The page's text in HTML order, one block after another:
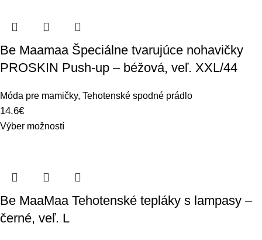
Be Maamaa Špeciálne tvarujúce nohavičky
PROSKIN Push-up – béžová, veľ. XXL/44
Móda pre mamičky, Tehotenské spodné prádlo
14.6€
Výber možností
Be MaaMaa Tehotenské tepláky s lampasy –
černé, veľ. L